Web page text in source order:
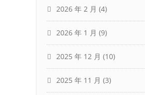
2026 年 2 月 (4)
2026 年 1 月 (9)
2025 年 12 月 (10)
2025 年 11 月 (3)